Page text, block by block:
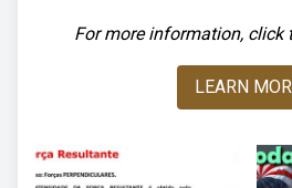
For more information, click
LEARN